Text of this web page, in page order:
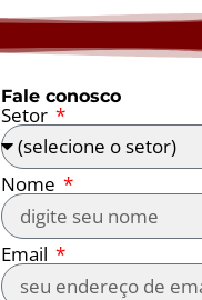
Fale conosco
Setor
Nome
Email